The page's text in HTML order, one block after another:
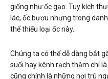
giống như ốc gạo. Tuy kích
lác, ốc bươu nhưng trong
thể thiếu loại ốc này.
Chúng ta có thể dễ dàng bắt
suối hay kênh rạch thậm chí
cũng chính là những nơi trú